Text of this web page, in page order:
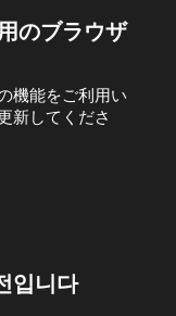
のブラウザ
機能をご利用い
新してくださ
입니다